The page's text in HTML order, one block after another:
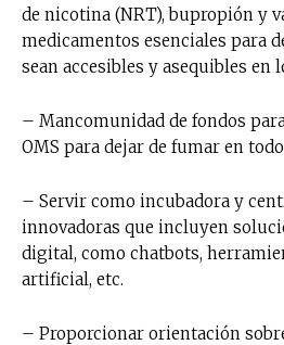
de nicotina (NRT), bupropión y
medicamentos esenciales para
sean accesibles y asequibles en
– Mancomunidad de fondos
OMS para dejar de fumar en
– Servir como incubadora y
innovadoras que incluyen
digital, como chatbots,
artificial, etc.
– Proporcionar orientación